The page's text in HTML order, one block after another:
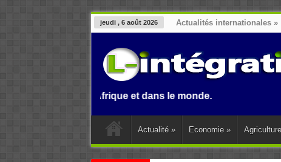
jeudi , 6 août 2026 Actualités internationales »
en Afrique et dans le monde.
Actualité » Economie » Agriculture